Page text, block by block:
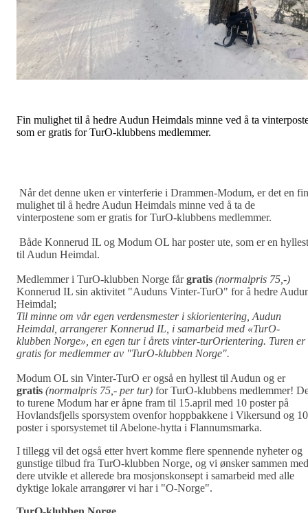
Fin mulighet til å hedre Audun Heimdals minne ved å ta
som er gratis for TurO-klubbens medlemmer.
Når det denne uken er vinterferie i Drammen-Modum, er det en fin
mulighet til å hedre Audun Heimdals minne ved å ta de
vinterpostene som er gratis for TurO-klubbens medlemmer.
Både Konnerud IL og Modum OL har poster ute, som er en hyllest
til Audun Heimdal.
Medlemmer i TurO-klubben Norge fårgratis (normalpris 75,-)
Konnerud IL sin aktivitet "Auduns Vinter-TurO" for å hedre
Heimdal;
Til minne om vår egen verdensmester i skiorientering, Audun
Heimdal, arrangerer Konnerud IL, i samarbeid med «TurO-
klubben Norge», en egen tur i årets vinter-turOrientering. Turen er
gratis for medlemmer av "TurO-klubben Norge".
Modum OL sin Vinter-TurO er også en hyllest til Audun og er
gratis (normalpris 75,- per tur) for TurO-klubbens medlemmer!
to turene Modum har er åpne fram til 15.april med 10 poster på
Hovlandsfjells sporsystem ovenfor hoppbakkene i Vikersund og 10
poster i sporsystemet til Abelone-hytta i Flannumsmarka.
I tillegg vil det også etter hvert komme flere spennende nyheter og
gunstige tilbud fra TurO-klubben Norge, og vi ønsker sammen med
dere utvikle et allerede bra mosjonskonsept i samarbeid med alle
dyktige lokale arrangører vi har i "O-Norge".